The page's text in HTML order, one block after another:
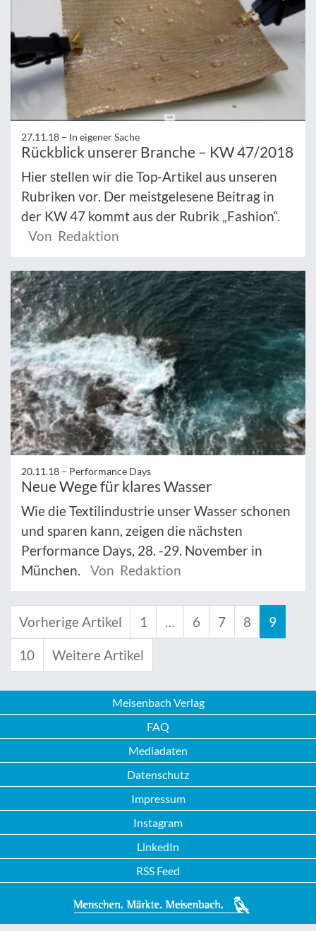
27.11.18 – In eigener Sache
Rückblick unserer Branche – KW 47/2018
Hier stellen wir die Top-Artikel aus unseren
Rubriken vor. Der meistgelesene Beitrag in
der KW 47 kommt aus der Rubrik „Fashion“.
Von Redaktion
20.11.18 – Performance Days
Neue Wege für klares Wasser
Wie die Textilindustrie unser Wasser schonen
und sparen kann, zeigen die nächsten
Performance Days, 28. -29. November in
München.
Von Redaktion
Vorherige Artikel 1 … 6 7 8 9
10 Weitere Artikel
Meisenbach Verlag
FAQ
Mediadaten
Datenschutz
Impressum
Instagram
LinkedIn
RSS Feed